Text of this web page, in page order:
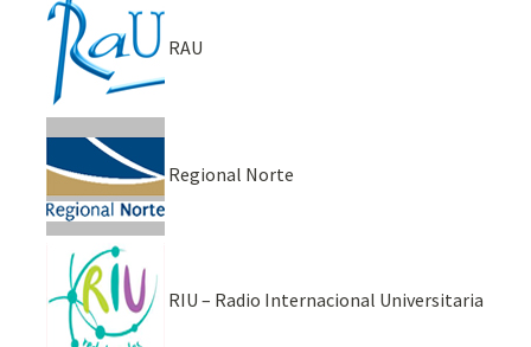
RAU
Regional Norte
RIU – Radio Internacional Universitaria